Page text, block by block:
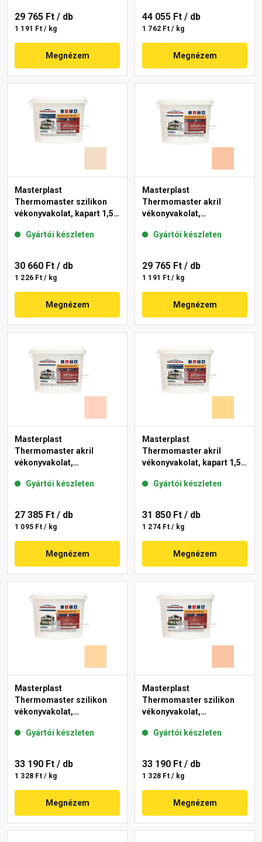
29 765 Ft / db
1 191 Ft / kg
Megnézem
44 055 Ft / db
1 762 Ft / kg
Megnézem
Masterplast
Thermomaster szilikon
vékonyvakolat, kapart 1,5
Gyártói készleten
30 660 Ft / db
1 226 Ft / kg
Megnézem
Masterplast
Thermomaster akril
vékonyvakolat,
11-D 25 kg
Gyártói készleten
29 765 Ft / db
1 191 Ft / kg
Megnézem
Masterplast
Thermomaster akril
vékonyvakolat,
15-E 25 kg
Gyártói készleten
27 385 Ft / db
1 095 Ft / kg
Megnézem
Masterplast
Thermomaster akril
vékonyvakolat, kapart 1,5
Gyártói készleten
31 850 Ft / db
1 274 Ft / kg
Megnézem
Masterplast
Thermomaster szilikon
vékonyvakolat,
06-E 25 kg
Gyártói készleten
33 190 Ft / db
1 328 Ft / kg
Megnézem
Masterplast
Thermomaster szilikon
vékonyvakolat,
11-D 25 kg
Gyártói készleten
33 190 Ft / db
1 328 Ft / kg
Megnézem